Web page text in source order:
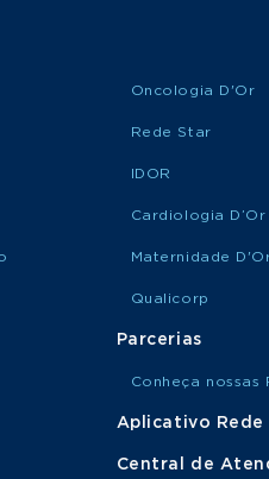
Oncologia D'Or
Rede Star
IDOR
Cardiologia D’Or
Maternidade
Qualicorp
Parcerias
Conheça nossas
Aplicativo Rede
Central de